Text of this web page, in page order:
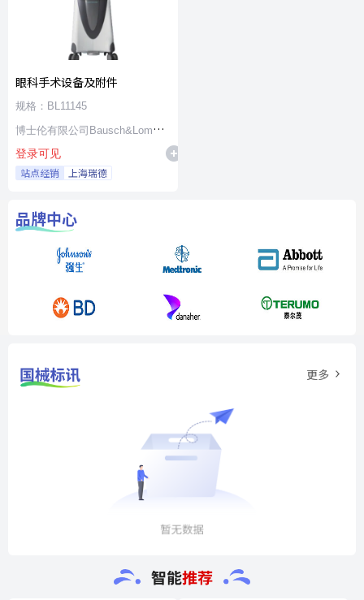
眼科手术设备及附件
规格：BL11145
博士伦有限公司Bausch&Lomb
Incorporated
登录可见
站点经销 上海瑞德
品牌中心